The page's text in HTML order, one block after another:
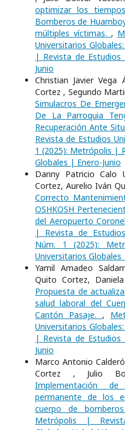
optimizar los
Bomberos de
múltiples víctimas. ,
Universitarios
| Revista de Estudios
Junio
Christian Javier Vega
Cortez , Segundo
Simulacros De
De La Parroquia
Recuperación Ante
Revista de Estudios
1 (2025): Metrópolis |
Globales | Enero-Junio
Danny Patricio Calo
Cortez, Aurelio Iván
Correcto
OSHKOSH
del Aeropuerto
| Revista de
Núm. 1 (2025):
Universitarios Globales
Yamil Amadeo
Quito Cortez,
Propuesta de
salud laboral del
Cantón Pasaje. ,
Universitarios
| Revista de Estudios
Junio
Marco Antonio
Cortez , Julio
Implementación
permanente de los
cuerpo de
Metrópolis |